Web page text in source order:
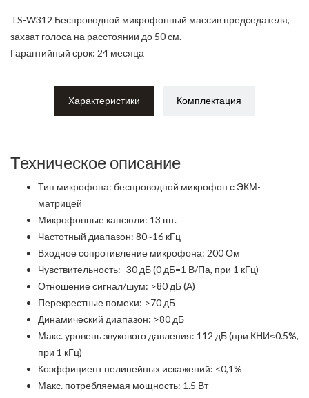
TS-W312 Беспроводной микрофонный массив председателя,
захват голоса на расстоянии до 50 см.
Гарантийный срок: 24 месяца
Характеристики Комплектация
Техническое описание
Тип микрофона: беспроводной микрофон с ЭКМ-
матрицей
Микрофонные капсюли: 13 шт.
Частотный диапазон: 80~16 кГц
Входное сопротивление микрофона: 200 Ом
Чувствительность: -30 дБ (0 дБ=1 В/Па, при 1 кГц)
Отношение сигнал/шум: >80 дБ (А)
Перекрестные помехи: >70 дБ
Динамический диапазон: >80 дБ
Макс. уровень звукового давления: 112 дБ (при КНИ≤0.5%,
при 1 кГц)
Коэффициент нелинейных искажений: <0,1%
Макс. потребляемая мощность: 1.5 Вт